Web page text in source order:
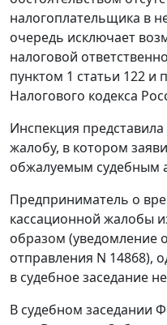
налогоплательщика в
очередь исключает
налоговой
пунктом 1 статьи 122 и
Налогового кодекса
Инспекция
жалобу, в котором
обжалуемым судебным
Предприниматель о
кассационной жалобы
образом (уведомление
отправления N 14868),
в судебное заседание
В судебном заседании